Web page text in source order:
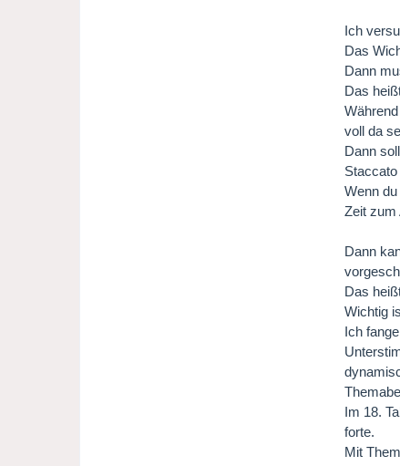
Ich
Das
Dann
Das
voll da
Dann
Wenn
Zeit zum
Dann
Das
Wichtig
Ich
Im 18.
forte.
Mit